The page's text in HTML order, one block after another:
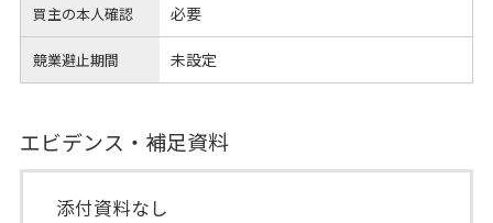
買主の本人確認 必要
競業避止期間 未設定
エビデンス・補足資料
添付資料なし